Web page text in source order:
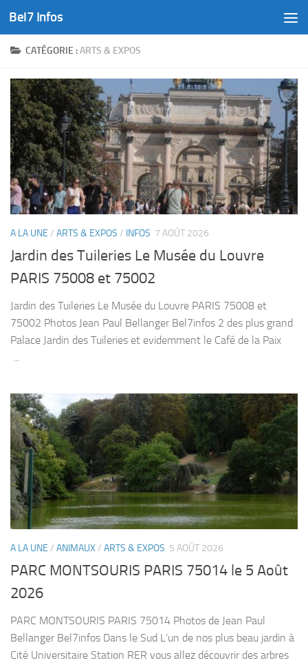
Skip to content
Bel7 Infos
CATÉGORIE :ARTS & EXPOS
A LA UNE / ARTS & EXPOS / INFOS 7 AOÛT 2026
Jardin des Tuileries Le Musée du Louvre
PARIS 75008 et 75002
Jardin des Tuileries Le Musée du Louvre PARIS 75008 et
75002 Photos Jean Paul Bellanger Bel7infos 2 des plus grand
Palace Jardin des Tuileries et evidemment le Café de la Paix
...
A LA UNE / ANIMAUX/ ARTS & EXPOS 5 AOÛT 2026
PARC MONTSOURIS PARIS 75014 le 5 Août
2026
PARC MONTSOURIS PARIS 75014 Photos de Jean Paul
Bellanger Bel7infos Dans le Sud L’un de nos plus beau jardin à
Cité Universitaire Station RER vous allez découvrir des arbres